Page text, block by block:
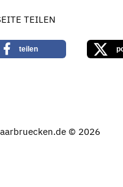
TEILEN
teilen
© 2026